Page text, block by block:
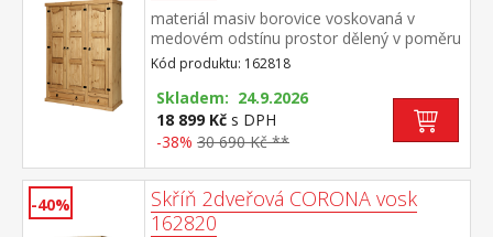
materiál masiv borovice voskovaná v
medovém odstínu prostor dělený v poměru
2:1 širší část šatní tyč a police, užší část 3
police ve spodní části 1 velká a 1 malá
zásuvka, kovové ozdobné
úchytky doporučený nástavec CORONA
16952 součást sestavy Corona
Kód produktu: 162818
Skladem: 24.9.2026
18 899 Kč s DPH
-38% 30 690 Kč **
-40%
Skříň 2dveřová CORONA vosk
162820